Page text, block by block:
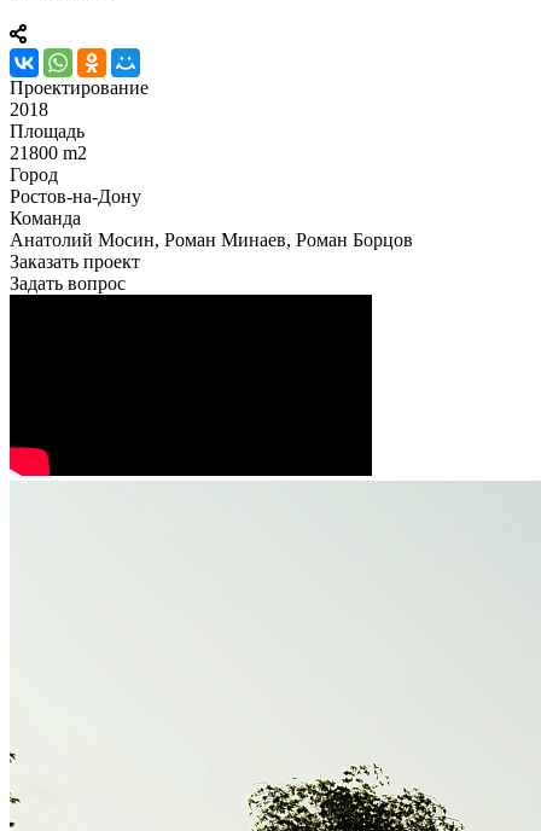
Проектирование
2018
Площадь
21800 m2
Город
Ростов-на-Дону
Команда
Анатолий Мосин, Роман Минаев, Роман Борцов
Заказать проект
Задать вопрос